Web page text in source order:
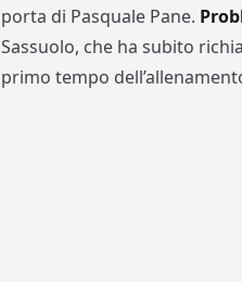
porta di Pasquale Pane.
Sassuolo, che ha subito
primo tempo